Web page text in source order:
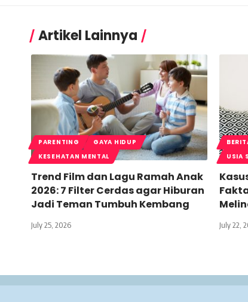
Artikel Lainnya
PARENTING
GAYA HIDUP
KESEHATAN MENTAL
Trend Film dan Lagu Ramah Anak
2026: 7 Filter Cerdas agar Hiburan
Jadi Teman Tumbuh Kembang
July 25, 2026
USIA
July 22,